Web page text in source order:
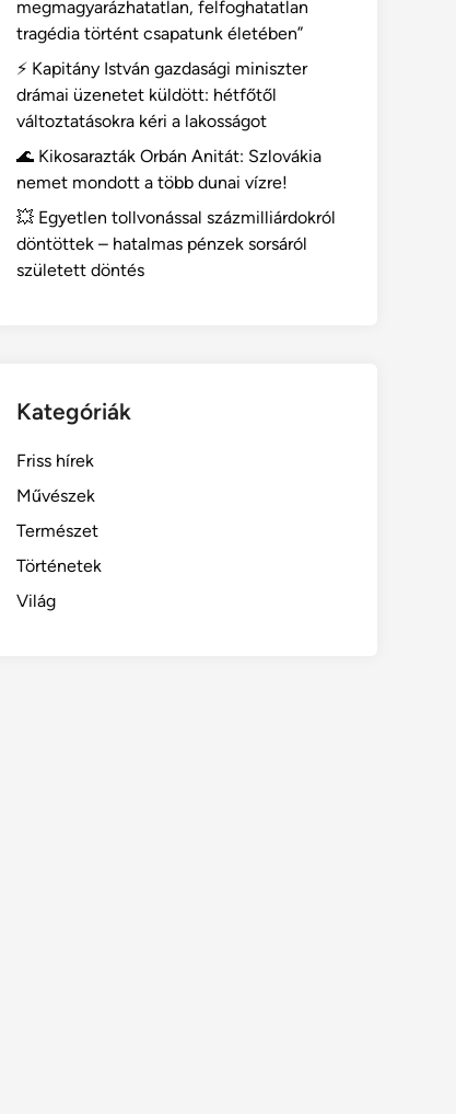
megmagyarázhatatlan, felfoghatatlan
tragédia történt csapatunk életében”
⚡ Kapitány István gazdasági miniszter
drámai üzenetet küldött: hétfőtől
változtatásokra kéri a lakosságot
🌊 Kikosarazták Orbán Anitát: Szlovákia
nemet mondott a több dunai vízre!
💥 Egyetlen tollvonással százmilliárdokról
döntöttek – hatalmas pénzek sorsáról
született döntés
Kategóriák
Friss hírek
Művészek
Természet
Történetek
Világ